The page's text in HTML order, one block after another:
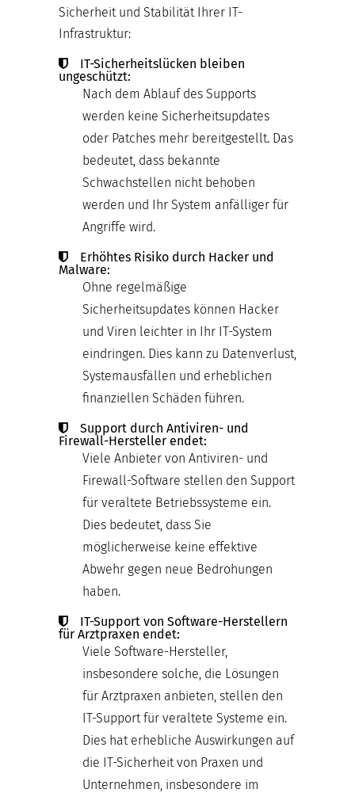
Sicherheit und Stabilität Ihrer IT-
Infrastruktur:
IT-Sicherheitslücken bleiben
ungeschützt:
Nach dem Ablauf des Supports
werden keine Sicherheitsupdates
oder Patches mehr bereitgestellt. Das
bedeutet, dass bekannte
Schwachstellen nicht behoben
werden und Ihr System anfälliger für
Angriffe wird.
Erhöhtes Risiko durch Hacker und
Malware:
Ohne regelmäßige
Sicherheitsupdates können Hacker
und Viren leichter in Ihr IT-System
eindringen. Dies kann zu Datenverlust,
Systemausfällen und erheblichen
finanziellen Schäden führen.
Support durch Antiviren- und
Firewall-Hersteller endet:
Viele Anbieter von Antiviren- und
Firewall-Software stellen den Support
für veraltete Betriebssysteme ein.
Dies bedeutet, dass Sie
möglicherweise keine effektive
Abwehr gegen neue Bedrohungen
haben.
IT-Support von Software-Herstellern
für Arztpraxen endet:
Viele Software-Hersteller,
insbesondere solche, die Lösungen
für Arztpraxen anbieten, stellen den
IT-Support für veraltete Systeme ein.
Dies hat erhebliche Auswirkungen auf
die IT-Sicherheit von Praxen und
Unternehmen, insbesondere im